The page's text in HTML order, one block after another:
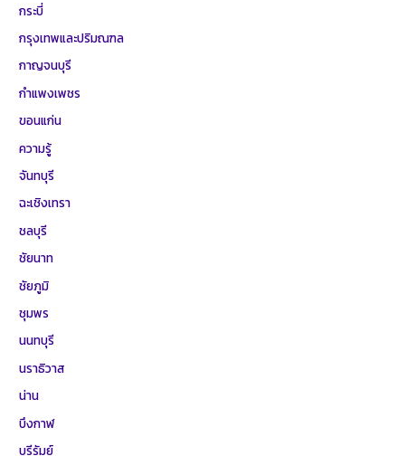
กระบี่
กรุงเทพและปริมณฑล
กาญจนบุรี
กำแพงเพชร
ขอนแก่น
ความรู้
จันทบุรี
ฉะเชิงเทรา
ชลบุรี
ชัยนาท
ชัยภูมิ
ชุมพร
นนทบุรี
นราธิวาส
น่าน
บึงกาฬ
บุรีรัมย์